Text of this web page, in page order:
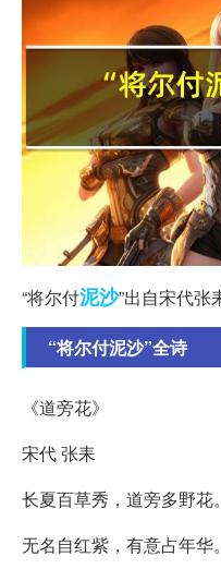
“将尔付泥沙”出自宋代张
“将尔付泥沙”全诗
《道旁花》
宋代 张耒
长夏百草秀，道旁多野花。
无名自红紫，有意占年华。